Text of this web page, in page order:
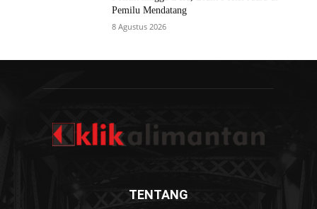
Pemilu Mendatang
8 Agustus 2026
TENTANG